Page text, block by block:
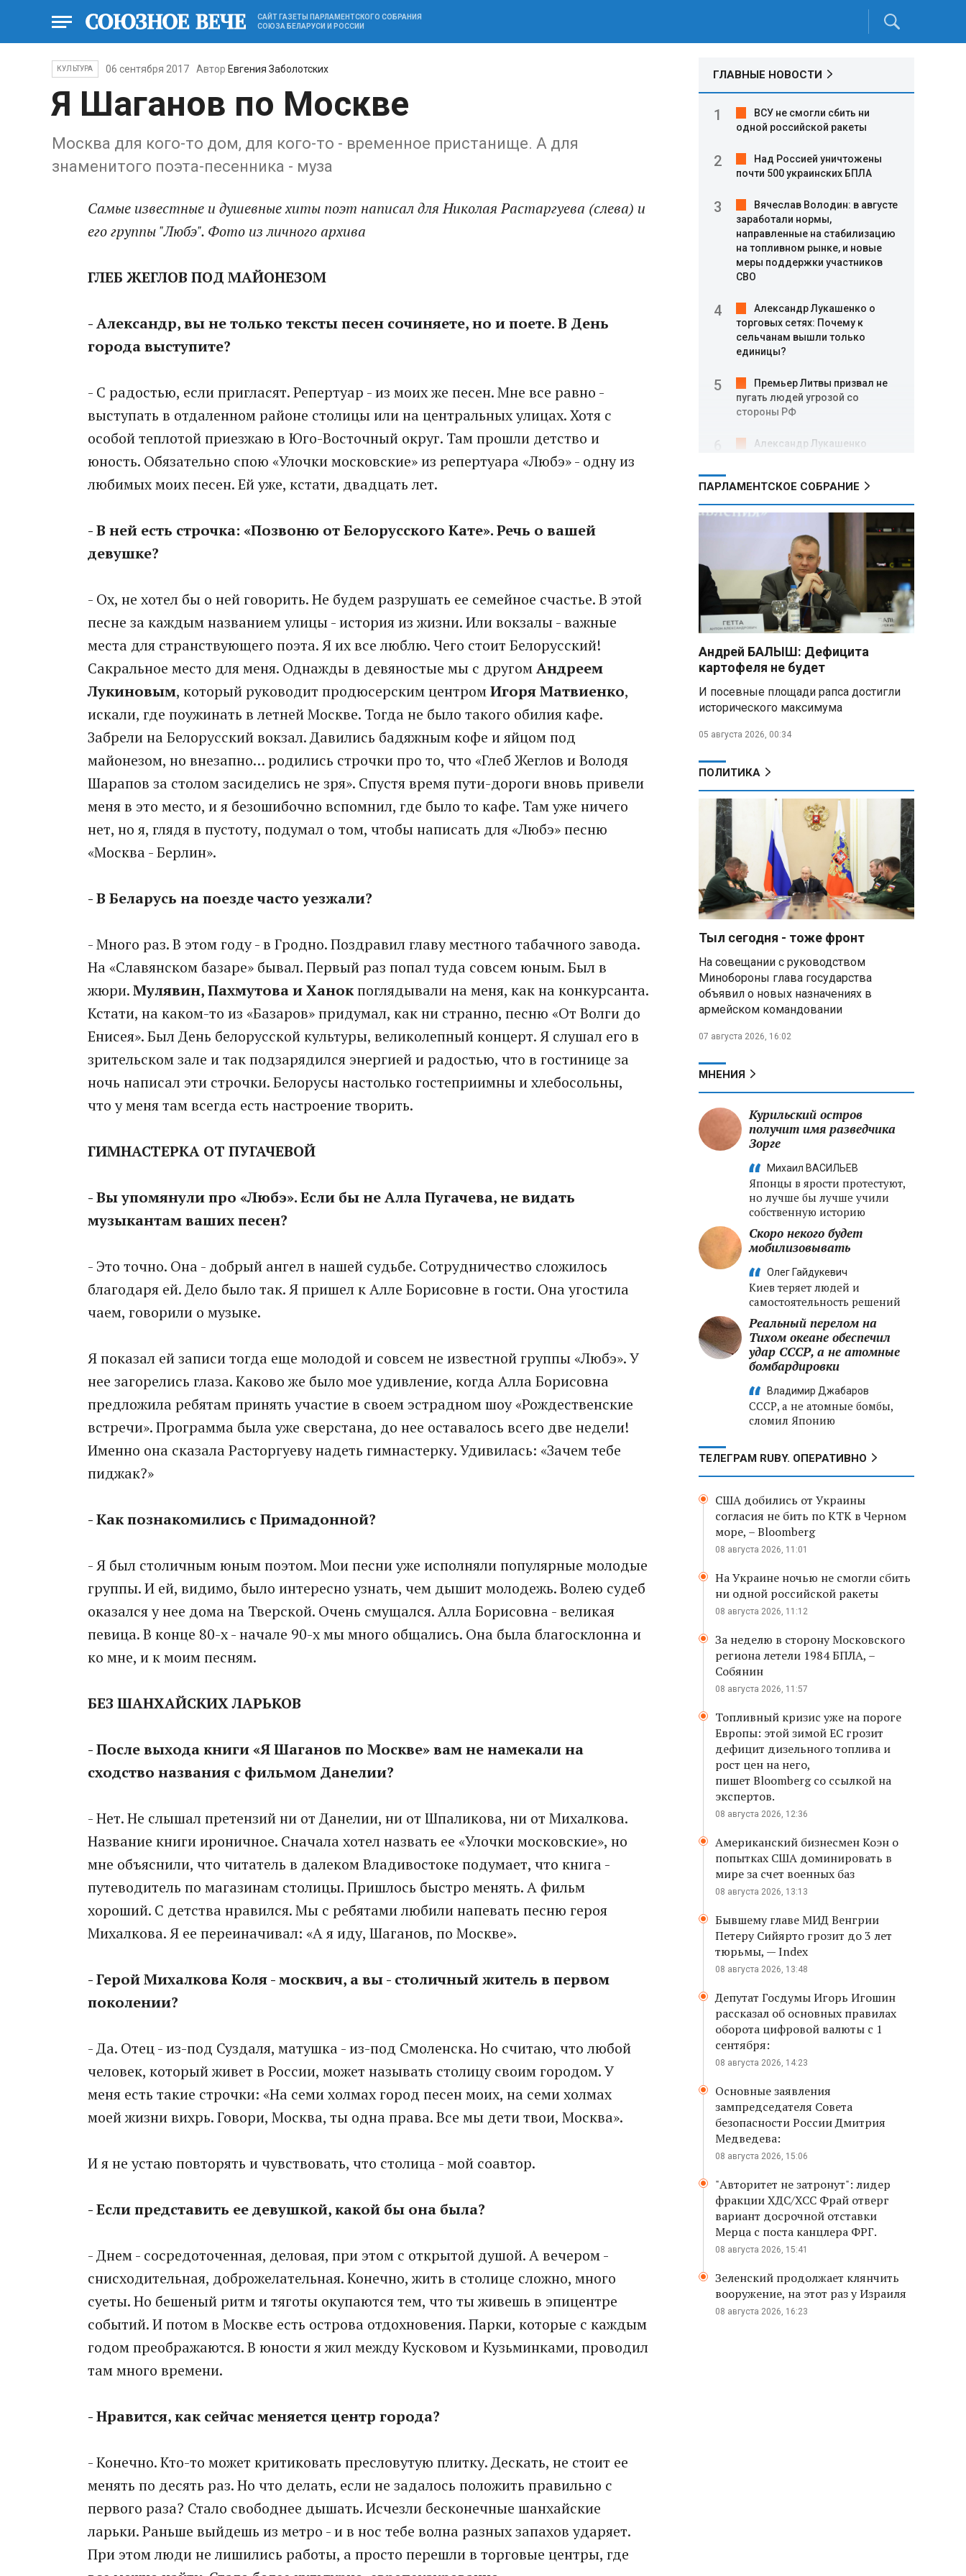
САЙТ ГАЗЕТЫ ПАРЛАМЕНТСКОГО СОБРАНИЯ
СОЮЗА БЕЛАРУСИ И РОССИИ
КУЛЬТУРА 06 сентября 2017 Автор Евгения Заболотских
Я Шаганов по Москве
Москва для кого-то дом, для кого-то - временное пристанище. А для
знаменитого поэта-песенника - муза
Самые известные и душевные хиты поэт написал для Николая Растаргуева (слева) и
его группы "Любэ". Фото из личного архива
ГЛЕБ ЖЕГЛОВ ПОД МАЙОНЕЗОМ
- Александр, вы не только тексты песен сочиняете, но и поете. В День
города выступите?
- С радостью, если пригласят. Репертуар - из моих же песен. Мне все равно -
выступать в отдаленном районе столицы или на центральных улицах. Хотя с
особой теплотой приезжаю в Юго-Восточный округ. Там прошли детство и
юность. Обязательно спою «Улочки московские» из репертуара «Любэ» - одну из
любимых моих песен. Ей уже, кстати, двадцать лет.
- В ней есть строчка: «Позвоню от Белорусского Кате». Речь о вашей
девушке?
- Ох, не хотел бы о ней говорить. Не будем разрушать ее семейное счастье. В этой
песне за каждым названием улицы - история из жизни. Или вокзалы - важные
места для странствующего поэта. Я их все люблю. Чего стоит Белорусский!
Сакральное место для меня. Однажды в девяностые мы с другомАндреем
Лукиновым, который руководит продюсерским центромИгоря Матвиенко,
искали, где поужинать в летней Москве. Тогда не было такого обилия кафе.
Забрели на Белорусский вокзал. Давились бадяжным кофе и яйцом под
майонезом, но внезапно… родились строчки про то, что «Глеб Жеглов и Володя
Шарапов за столом засиделись не зря». Спустя время пути-дороги вновь привели
меня в это место, и я безошибочно вспомнил, где было то кафе. Там уже ничего
нет, но я, глядя в пустоту, подумал о том, чтобы написать для «Любэ» песню
«Москва - Берлин».
- В Беларусь на поезде часто уезжали?
- Много раз. В этом году - в Гродно. Поздравил главу местного табачного завода.
На «Славянском базаре» бывал. Первый раз попал туда совсем юным. Был в
жюри.Мулявин, Пахмутова и Ханокпоглядывали на меня, как на конкурсанта.
Кстати, на каком-то из «Базаров» придумал, как ни странно, песню «От Волги до
Енисея». Был День белорусской культуры, великолепный концерт. Я слушал его в
зрительском зале и так подзарядился энергией и радостью, что в гостинице за
ночь написал эти строчки. Белорусы настолько гостеприимны и хлебосольны,
что у меня там всегда есть настроение творить.
ГИМНАСТЕРКА ОТ ПУГАЧЕВОЙ
- Вы упомянули про «Любэ». Если бы не Алла Пугачева, не видать
музыкантам ваших песен?
- Это точно. Она - добрый ангел в нашей судьбе. Сотрудничество сложилось
благодаря ей. Дело было так. Я пришел к Алле Борисовне в гости. Она угостила
чаем, говорили о музыке.
Я показал ей записи тогда еще молодой и совсем не известной группы «Любэ». У
нее загорелись глаза. Каково же было мое удивление, когда Алла Борисовна
предложила ребятам принять участие в своем эстрадном шоу «Рождественские
встречи». Программа была уже сверстана, до нее оставалось всего две недели!
Именно она сказала Расторгуеву надеть гимнастерку. Удивилась: «Зачем тебе
пиджак?»
- Как познакомились с Примадонной?
- Я был столичным юным поэтом. Мои песни уже исполняли популярные молодые
группы. И ей, видимо, было интересно узнать, чем дышит молодежь. Волею судеб
оказался у нее дома на Тверской. Очень смущался. Алла Борисовна - великая
певица. В конце 80-х - начале 90-х мы много общались. Она была благосклонна и
ко мне, и к моим песням.
БЕЗ ШАНХАЙСКИХ ЛАРЬКОВ
- После выхода книги «Я Шаганов по Москве» вам не намекали на
сходство названия с фильмом Данелии?
- Нет. Не слышал претензий ни от Данелии, ни от Шпаликова, ни от Михалкова.
Название книги ироничное. Сначала хотел назвать ее «Улочки московские», но
мне объяснили, что читатель в далеком Владивостоке подумает, что книга -
путеводитель по магазинам столицы. Пришлось быстро менять. А фильм
хороший. С детства нравился. Мы с ребятами любили напевать песню героя
Михалкова. Я ее переиначивал: «А я иду, Шаганов, по Москве».
- Герой Михалкова Коля - москвич, а вы - столичный житель в первом
поколении?
- Да. Отец - из-под Суздаля, матушка - из-под Смоленска. Но считаю, что любой
человек, который живет в России, может называть столицу своим городом. У
меня есть такие строчки: «На семи холмах город песен моих, на семи холмах
моей жизни вихрь. Говори, Москва, ты одна права. Все мы дети твои, Москва».
И я не устаю повторять и чувствовать, что столица - мой соавтор.
- Если представить ее девушкой, какой бы она была?
- Днем - сосредоточенная, деловая, при этом с открытой душой. А вечером -
снисходительная, доброжелательная. Конечно, жить в столице сложно, много
суеты. Но бешеный ритм и тяготы окупаются тем, что ты живешь в эпицентре
событий. И потом в Москве есть острова отдохновения. Парки, которые с каждым
годом преображаются. В юности я жил между Кусковом и Кузьминками, проводил
там много времени.
- Нравится, как сейчас меняется центр города?
- Конечно. Кто-то может критиковать пресловутую плитку. Дескать, не стоит ее
менять по десять раз. Но что делать, если не задалось положить правильно с
первого раза? Стало свободнее дышать. Исчезли бесконечные шанхайские
ларьки. Раньше выйдешь из метро - и в нос тебе волна разных запахов ударяет.
При этом люди не лишились работы, а просто перешли в торговые центры, где
ГЛАВНЫЕ НОВОСТИ
ВСУ не смогли сбить ни
одной российской ракеты
Над Россией уничтожены
почти 500 украинских БПЛА
Вячеслав Володин: в августе
заработали нормы,
направленные на стабилизацию
на топливном рынке, и новые
меры поддержки участников
СВО
Александр Лукашенко о
торговых сетях: Почему к
сельчанам вышли только
единицы?
Премьер Литвы призвал не
пугать людей угрозой со
стороны РФ
Александр Лукашенко
НАТО
В Белгородской области при
новых атаках ВСУ пострадали
еще четыре человека
Александр Лукашенко о
работе Белкоопсоюза: «Если это
так, это жуть»
самых популярных зарубежных
городов у российских туристов
Минобороны РФ: при
освобождении Анискино ВСУ
военных сдалась в плен
Александр Лукашенко:
Россияне «услышали батьку» и
скупают пустующие дома в
белорусских деревнях
Алесандр Лукашенко назвал
работу сельской торговли
«неудовлетворительной» и
возмутился «просрочкой и
тухлятиной»
Владимир Путин обсудил с
меры по защите инфраструктуры
от терактов
Минобороны РФ: «Искандер»
ВСУ в Днепропетровской
e‑торговле, биржевому рынку и
ученым званиям
ПАРЛАМЕНТСКОЕ СОБРАНИЕ
Андрей БАЛЫШ: Дефицита
картофеля не будет
И посевные площади рапса достигли
исторического максимума
05 августа 2026, 00:34
ПОЛИТИКА
Тыл сегодня - тоже фронт
На совещании с руководством
Минобороны глава государства
объявил о новых назначениях в
армейском командовании
07 августа 2026, 16:02
МНЕНИЯ
Курильский остров
получит имя разведчика
Зорге
Михаил ВАСИЛЬЕВ
Японцы в ярости протестуют,
но лучше бы лучше учили
собственную историю
Скоро некого будет
мобилизовывать
Олег Гайдукевич
Киев теряет людей и
самостоятельность решений
Реальный перелом на
Тихом океане обеспечил
удар СССР, а не атомные
бомбардировки
Владимир Джабаров
СССР, а не атомные бомбы,
сломил Японию
ТЕЛЕГРАМ RUBY. ОПЕРАТИВНО
США добились от Украины
согласия не бить по КТК в Черном
море, – Bloomberg
08 августа 2026, 11:01
На Украине ночью не смогли сбить
ни одной российской ракеты
08 августа 2026, 11:12
За неделю в сторону Московского
региона летели 1984 БПЛА, –
Собянин
08 августа 2026, 11:57
Топливный кризис уже на пороге
Европы: этой зимой ЕС грозит
дефицит дизельного топлива и
рост цен на него,
пишет Bloomberg со ссылкой на
экспертов.
08 августа 2026, 12:36
Американский бизнесмен Коэн о
попытках США доминировать в
мире за счет военных баз
08 августа 2026, 13:13
Бывшему главе МИД Венгрии
Петеру Сийярто грозит до 3 лет
тюрьмы, — Index
08 августа 2026, 13:48
Депутат Госдумы Игорь Игошин
рассказал об основных правилах
оборота цифровой валюты с 1
сентября:
08 августа 2026, 14:23
Основные заявления
зампредседателя Совета
безопасности России Дмитрия
Медведева:
08 августа 2026, 15:06
"Авторитет не затронут": лидер
фракции ХДС/ХСС Фрай отверг
вариант досрочной отставки
Мерца с поста канцлера ФРГ.
08 августа 2026, 15:41
Зеленский продолжает клянчить
вооружение, на этот раз у Израиля
08 августа 2026, 16:23